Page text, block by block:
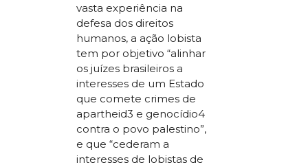
vasta experiência na
defesa dos direitos
humanos, a ação lobista
tem por objetivo “alinhar
os juízes brasileiros a
interesses de um Estado
que comete crimes de
apartheid3 e genocídio4
contra o povo palestino”,
e que “cederam a
interesses de lobistas de